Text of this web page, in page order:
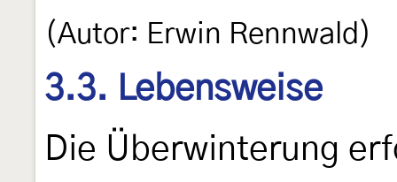
(Autor: Erwin Rennwald)
3.3. Lebensweise
Die Überwinterung